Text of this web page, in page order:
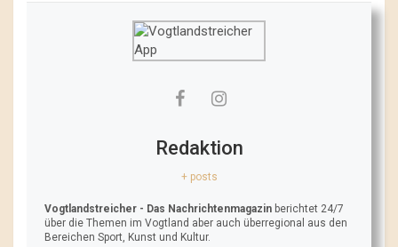
Redaktion
+ posts
Vogtlandstreicher - Das Nachrichtenmagazin berichtet 24/7
über die Themen im Vogtland aber auch überregional aus den
Bereichen Sport, Kunst und Kultur.